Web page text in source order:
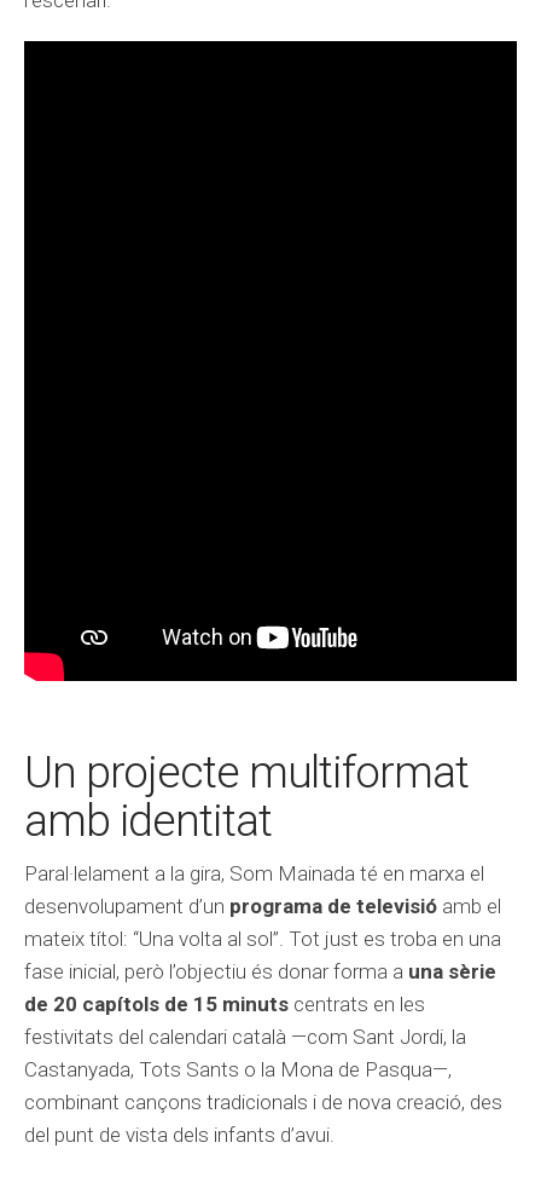
Un projecte multiformat
amb identitat
Paral·lelament a la gira, Som Mainada té en marxa el
desenvolupament d’un programa de televisió amb el
mateix títol: “Una volta al sol”. Tot just es troba en una
fase inicial, però l’objectiu és donar forma a una sèrie
de 20 capítols de 15 minuts centrats en les
festivitats del calendari català —com Sant Jordi, la
Castanyada, Tots Sants o la Mona de Pasqua—,
combinant cançons tradicionals i de nova creació, des
del punt de vista dels infants d’avui.